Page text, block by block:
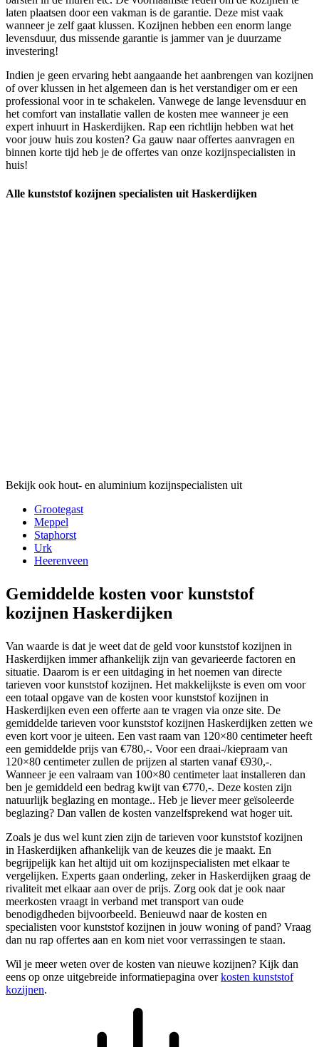
laten plaatsen door een vakman is de garantie. Deze mist vaak
wanneer je zelf gaat klussen. Kozijnen hebben een enorm lange
levensduur, dus missende garantie is jammer van je duurzame
investering!
Indien je geen ervaring hebt aangaande het aanbrengen van kozijnen
of over klussen in het algemeen dan is het verstandiger om er een
professional voor in te schakelen. Vanwege de lange levensduur en
het comfort van installatie vallen de kosten mee wanneer je een
expert inhuurt in Haskerdijken. Rap een richtlijn hebben wat het
voor jouw huis zou kosten? Ga gauw naar offertes aanvragen en
binnen korte tijd heb je de offertes van onze kozijnspecialisten in
huis!
Alle kunststof kozijnen specialisten uit Haskerdijken
Bekijk ook hout- en aluminium kozijnspecialisten uit
Grootegast
Meppel
Staphorst
Urk
Heerenveen
Gemiddelde kosten voor kunststof
kozijnen Haskerdijken
Van waarde is dat je weet dat de geld voor kunststof kozijnen in
Haskerdijken immer afhankelijk zijn van gevarieerde factoren en
situatie. Daarom is er een uitdaging in het noemen van directe
tarieven voor kunststof kozijnen. Het makkelijkste is even om voor
een totaal opgave van de kosten voor kunststof kozijnen in
Haskerdijken even een offerte aan te vragen via onze site. De
gemiddelde tarieven voor kunststof kozijnen Haskerdijken zetten we
even kort voor je uiteen. Een vast raam van 120×80 centimeter heeft
een gemiddelde prijs van €780,-. Voor een draai-/kiepraam van
120×80 centimeter zullen de prijzen al starten vanaf €930,-.
Wanneer je een valraam van 100×80 centimeter laat installeren dan
ben je gemiddeld een bedrag kwijt van €770,-. Deze kosten zijn
natuurlijk beglazing en montage.. Heb je liever meer geïsoleerde
beglazing? Dan vallen de kosten vanzelfsprekend wat hoger uit.
Zoals je dus wel kunt zien zijn de tarieven voor kunststof kozijnen
in Haskerdijken afhankelijk van de keuzes die je maakt. En
begrijpelijk kan het altijd uit om kozijnspecialisten met elkaar te
vergelijken. Experts gaan onderling, zeker in Haskerdijken graag de
rivaliteit met elkaar aan over de prijs. Zorg ook dat je ook naar
meerkosten vraagt in verband met transport van oude
benodigdheden bijvoorbeeld. Benieuwd naar de kosten en
specialisten voor kunststof kozijnen in jouw woning of pand? Vraag
dan nu rap offertes aan en kom niet voor verrassingen te staan.
Wil je meer weten over de kosten van nieuwe kozijnen? Kijk dan
eens op onze uitgebreide informatiepagina overkosten kunststof
kozijnen.